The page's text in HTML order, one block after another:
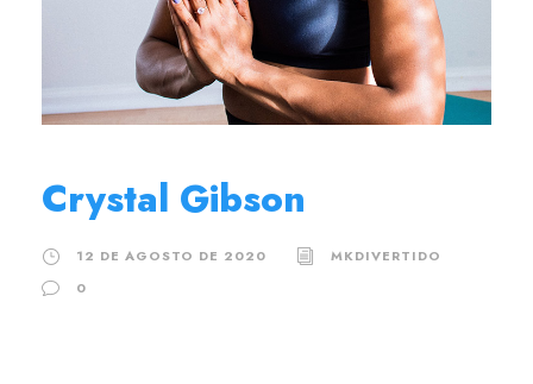
Crystal Gibson
12 DE AGOSTO DE 2020
MKDIVERTIDO
0